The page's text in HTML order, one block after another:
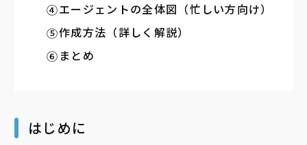
エージェントの全体図（忙しい方向け）
作成方法（詳しく解説）
まとめ
はじめに